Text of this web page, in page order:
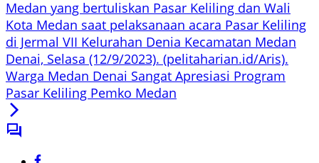
Warga Medan Denai Sangat Apresiasi Program
Pasar Keliling Pemko Medan